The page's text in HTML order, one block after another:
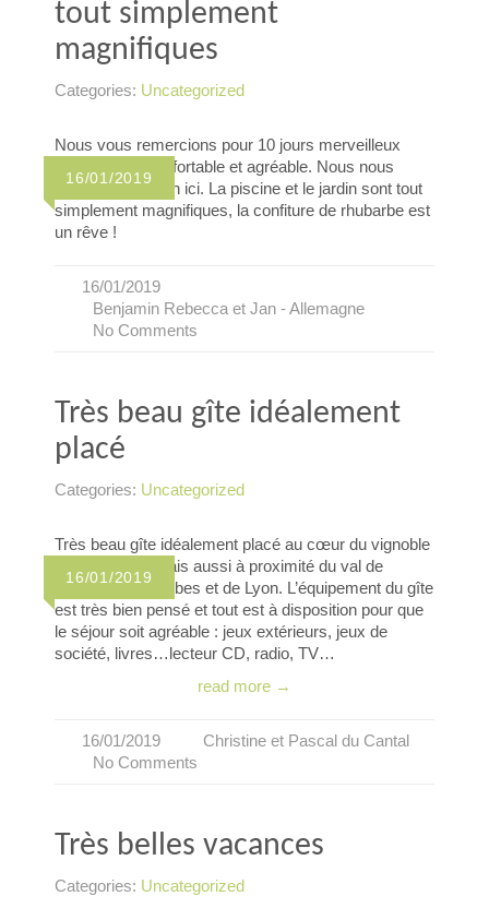
tout simplement
magnifiques
Categories: Uncategorized
16/01/2019
Nous vous remercions pour 10 jours merveilleux
dans un gîte confortable et agréable. Nous nous
sentions très bien ici. La piscine et le jardin sont tout
simplement magnifiques, la confiture de rhubarbe est
un rêve !
16/01/2019
Benjamin Rebecca et Jan - Allemagne
No Comments
Très beau gîte idéalement
placé
Categories: Uncategorized
16/01/2019
Très beau gîte idéalement placé au cœur du vignoble
du Beaujolais mais aussi à proximité du val de
Saône, des Dombes et de Lyon. L’équipement du gîte
est très bien pensé et tout est à disposition pour que
le séjour soit agréable : jeux extérieurs, jeux de
société, livres…lecteur CD, radio, TV…
read more →
16/01/2019
Christine et Pascal du Cantal
No Comments
Très belles vacances
Categories: Uncategorized